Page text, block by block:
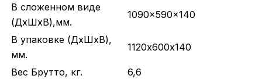
В сложенном виде
(ДхШхВ),мм.
1090x590x140
В упаковке (ДхШхВ),
мм.
1120х600х140
Вес Брутто, кг.
6,6